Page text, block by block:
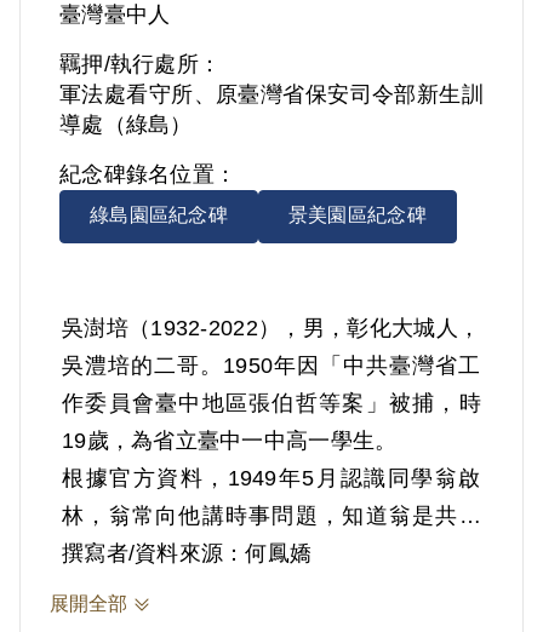
臺灣臺中人
羈押/執行處所：
軍法處看守所、原臺灣省保安司令部新生訓
導處（綠島）
紀念碑錄名位置：
綠島園區紀念碑 景美園區紀念碑
吳澍培（1932-2022），男，彰化大城人，
吳澧培的二哥。1950年因「中共臺灣省工
作委員會臺中地區張伯哲等案」被捕，時
19歲，為省立臺中一中高一學生。
根據官方資料，1949年5月認識同學翁啟
林，翁常向他講時事問題，知道翁是共黨
分子。9-10月間經翁介紹參加共黨，和翁
啟林、蔡茂宏同一支部，由翁負責，彭沐
撰寫者/資料來源：何鳳嬌
展開全部